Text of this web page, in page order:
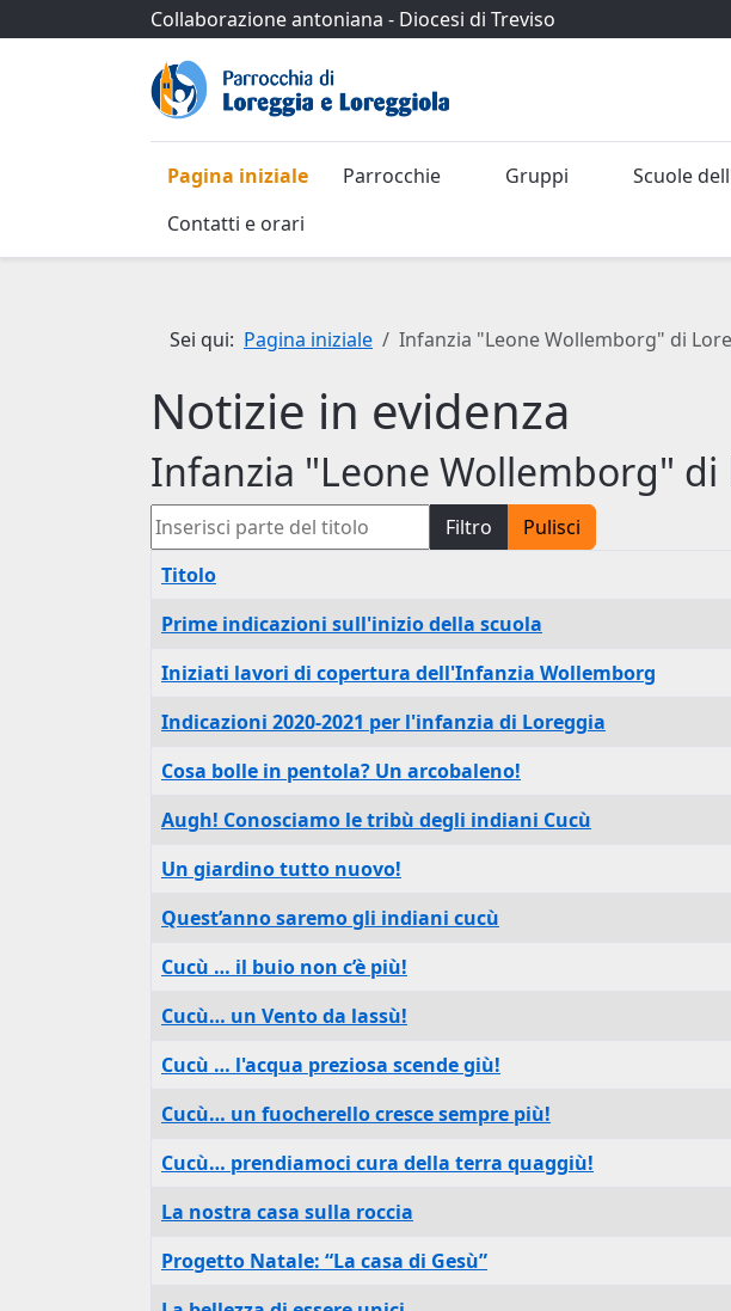
Collaborazione antoniana - Diocesi di Treviso
Pagina iniziale Parrocchie Gruppi Scuole
Contatti e orari
Sei qui: Pagina iniziale Infanzia "Leone Wollemborg" di
Notizie in evidenza
Infanzia "Leone Wollemborg" di
Inserisci parte del titolo Filtro Pulisci
Titolo
Prime indicazioni sull'inizio della scuola
Iniziati lavori di copertura dell'Infanzia Wollemborg
Indicazioni 2020-2021 per l'infanzia di Loreggia
Cosa bolle in pentola? Un arcobaleno!
Augh! Conosciamo le tribù degli indiani Cucù
Un giardino tutto nuovo!
Quest’anno saremo gli indiani cucù
Cucù … il buio non c’è più!
Cucù… un Vento da lassù!
Cucù … l'acqua preziosa scende giù!
Cucù… un fuocherello cresce sempre più!
Cucù… prendiamoci cura della terra quaggiù!
La nostra casa sulla roccia
Progetto Natale: “La casa di Gesù”